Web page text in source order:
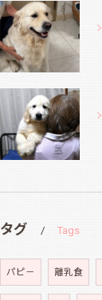
タグ Tags
パピ－ 離乳食